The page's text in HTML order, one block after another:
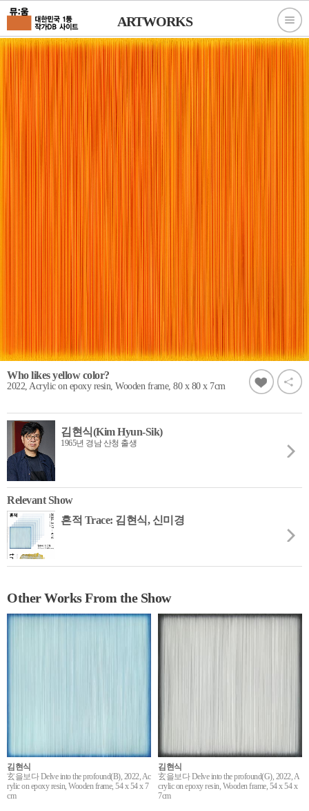
ARTWORKS
Who likes yellow color?
2022, Acrylic on epoxy resin, Wooden frame, 80 x 80 x 7cm
김현식(Kim Hyun-Sik)
1965년 경남 산청 출생
Relevant Show
흔적 Trace: 김현식, 신미경
Other Works From the Show
김현식
玄을보다 Delve into the profound(B), 2022, Ac
rylic on epoxy resin, Wooden frame, 54 x 54 x 7
cm
김현식
玄을보다 Delve into the profound(G), 2022, A
crylic on epoxy resin, Wooden frame, 54 x 54 x
7cm